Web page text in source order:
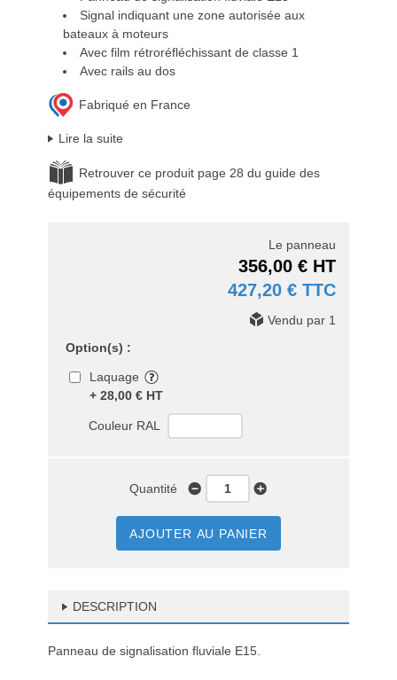
Signal indiquant une zone autorisée aux
bateaux à moteurs
Avec film rétroréfléchissant de classe 1
Avec rails au dos
Fabriqué en France
Lire la suite
Retrouver ce produit page 28 du guide des
équipements de sécurité
Le panneau
356,00 € HT
427,20 € TTC
Vendu par 1
Option(s) :
Laquage
+ 28,00 € HT
Couleur RAL
Quantité
AJOUTER AU PANIER
DESCRIPTION
Panneau de signalisation fluviale E15.